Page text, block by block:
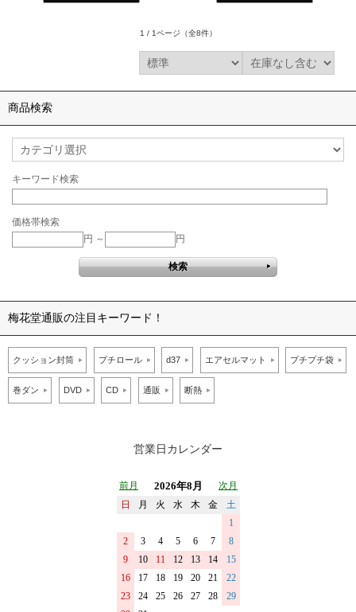
1 / 1ページ （全8件）
商品検索
キーワード検索
価格帯検索
円 ～
円
梅花堂通販の注目キーワード！
クッション封筒 プチロール d37 エアセルマット プチプチ袋
巻ダン DVD CD 通販 断熱
営業日カレンダー